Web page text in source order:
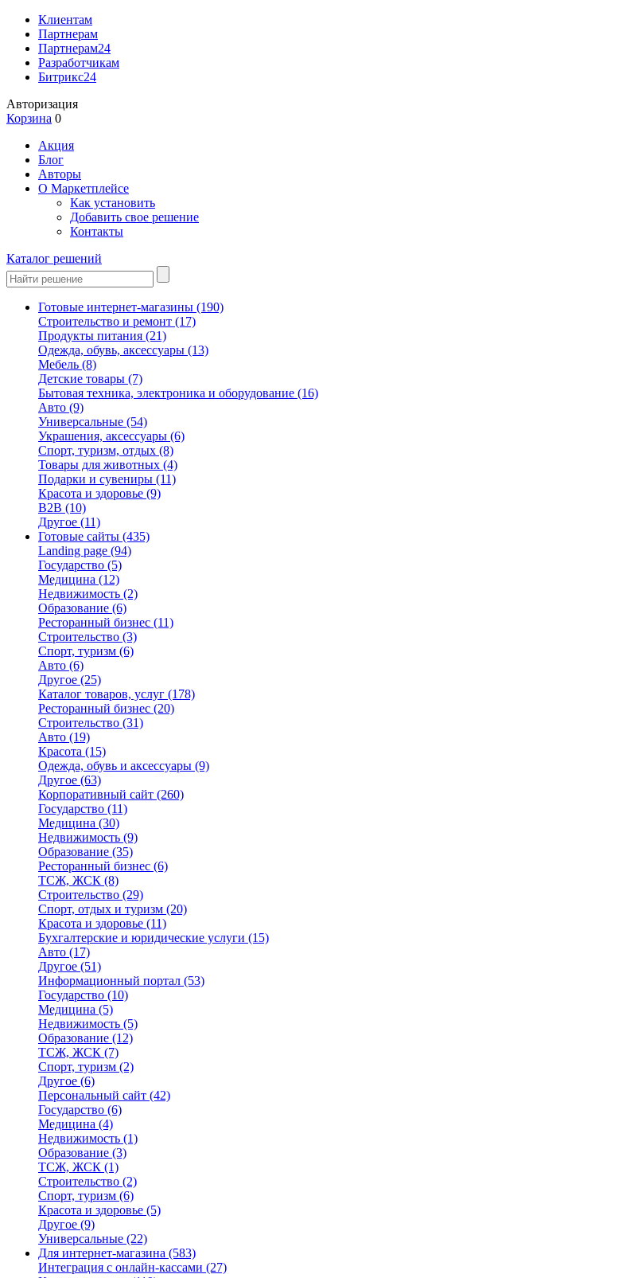
Клиентам
Партнерам
Партнерам24
Разработчикам
Битрикс24
Авторизация
Корзина 0
Акция
Блог
Авторы
О Маркетплейсе
Как установить
Добавить свое решение
Контакты
Каталог решений
Готовые интернет-магазины (190)
Строительство и ремонт (17)
Продукты питания (21)
Одежда, обувь, аксессуары (13)
Мебель (8)
Детские товары (7)
Бытовая техника, электроника и оборудование (16)
Авто (9)
Универсальные (54)
Украшения, аксессуары (6)
Спорт, туризм, отдых (8)
Товары для животных (4)
Подарки и сувениры (11)
Красота и здоровье (9)
B2B (10)
Другое (11)
Готовые сайты (435)
Landing page (94)
Государство (5)
Медицина (12)
Недвижимость (2)
Образование (6)
Ресторанный бизнес (11)
Строительство (3)
Спорт, туризм (6)
Авто (6)
Другое (25)
Каталог товаров, услуг (178)
Ресторанный бизнес (20)
Строительство (31)
Авто (19)
Красота (15)
Одежда, обувь и аксессуары (9)
Другое (63)
Корпоративный сайт (260)
Государство (11)
Медицина (30)
Недвижимость (9)
Образование (35)
Ресторанный бизнес (6)
ТСЖ, ЖСК (8)
Строительство (29)
Спорт, отдых и туризм (20)
Красота и здоровье (11)
Бухгалтерские и юридические услуги (15)
Авто (17)
Другое (51)
Информационный портал (53)
Государство (10)
Медицина (5)
Недвижимость (5)
Образование (12)
ТСЖ, ЖСК (7)
Спорт, туризм (2)
Другое (6)
Персональный сайт (42)
Государство (6)
Медицина (4)
Недвижимость (1)
Образование (3)
ТСЖ, ЖСК (1)
Строительство (2)
Спорт, туризм (6)
Красота и здоровье (5)
Другое (9)
Универсальные (22)
Для интернет-магазина (583)
Интеграция с онлайн-кассами (27)